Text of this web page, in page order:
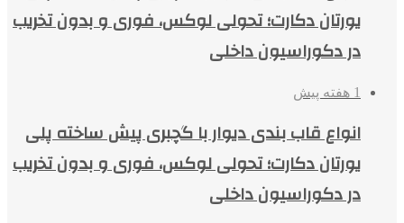
یورتان دکارت؛ تحولی لوکس، فوری و بدون تخریب
در دکوراسیون داخلی
1 هفته پیش
انواع قاب بندی دیوار با گچبری پیش ساخته پلی
یورتان دکارت؛ تحولی لوکس، فوری و بدون تخریب
در دکوراسیون داخلی